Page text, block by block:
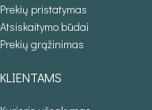
Prekių pristatymas
Atsiskaitymo būdai
Prekių grąžinimas
KLIENTAMS